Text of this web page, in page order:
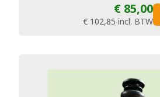
€ 85,00
€ 102,85 incl. BTW